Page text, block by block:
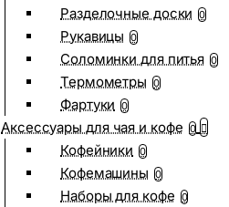
Разделочные доски 0
Рукавицы 0
Соломинки для питья 0
Термометры 0
Фартуки 0
Аксессуары для чая и кофе 0
Кофейники 0
Кофемашины 0
Наборы для кофе 0